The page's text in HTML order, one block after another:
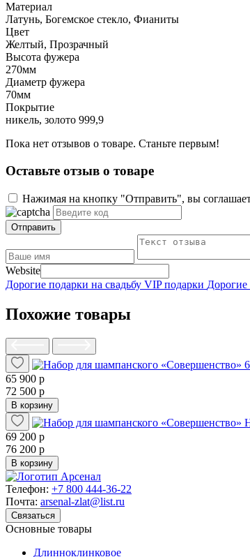
Материал
Латунь, Богемское стекло, Фианиты
Цвет
Желтый, Прозрачный
Высота фужера
270мм
Диаметр фужера
70мм
Покрытие
никель, золото 999,9
Пока нет отзывов о товаре. Станьте первым!
Оставьте отзыв о товаре
Нажимая на кнопку "Отправить", вы
Отправить
Website
Дорогие подарки на свадьбу VIP подарки Дорогие
Похожие товары
65 900 р
72 500 р
В корзину
69 200 р
76 200 р
В корзину
Телефон: +7 800 444-36-22
Почта: arsenal-zlat@list.ru
Связаться
Основные товары
Длинноклинковое